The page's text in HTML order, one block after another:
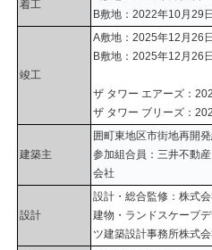
着工
B敷地：2022年10月29日
竣工
A敷地：2025年12月26日
B敷地：2025年12月26日
ザ タワー エアーズ：
ザ タワー ブリーズ：
建築主
囲町東地区市街地再開
参加組合員：三井不動
会社
設計
設計・総合監修：株式
建物・ランドスケープ
ツ建築設計事務所株式